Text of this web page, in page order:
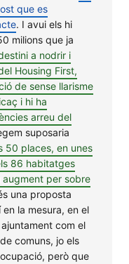
que es
. I avui els hi
milions que ja
a nodrir i
Housing First,
de sense llarisme
i hi ha
arreu del
suposaria
50 places, en unes
86 habitatges
per sobre
una proposta
la mesura, en el
com el
comuns, jo els
però que